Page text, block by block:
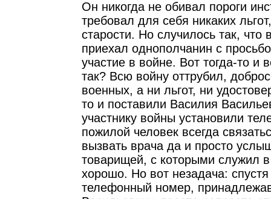
Он никогда не обивал пороги
требовал для себя никаких
старости. Но случилось так, что
приехал однополчанин с
участие в войне. Вот тогда-то и
так? Всю войну оттрубил,
военных, а ни льгот, ни
то и поставили Василия
участнику войны установили
пожилой человек всегда
вызвать врача да и просто
товарищей, с которыми служил
хорошо. Но вот незадача: спустя
телефонный номер,